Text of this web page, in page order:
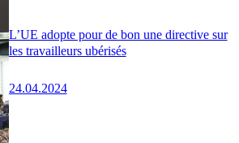
L’UE adopte pour de bon une directive sur
les travailleurs ubérisés
24.04.2024